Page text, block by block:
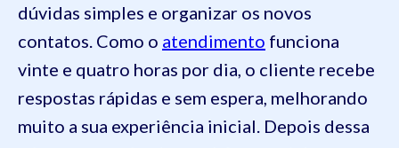
dúvidas simples e organizar os novos
contatos. Como o atendimento funciona
vinte e quatro horas por dia, o cliente recebe
respostas rápidas e sem espera, melhorando
muito a sua experiência inicial. Depois dessa